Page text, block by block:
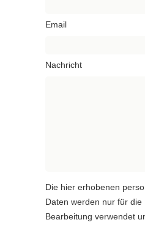
Email
Nachricht
Die hier erhobenen
Daten werden nur für die
Bearbeitung verwendet